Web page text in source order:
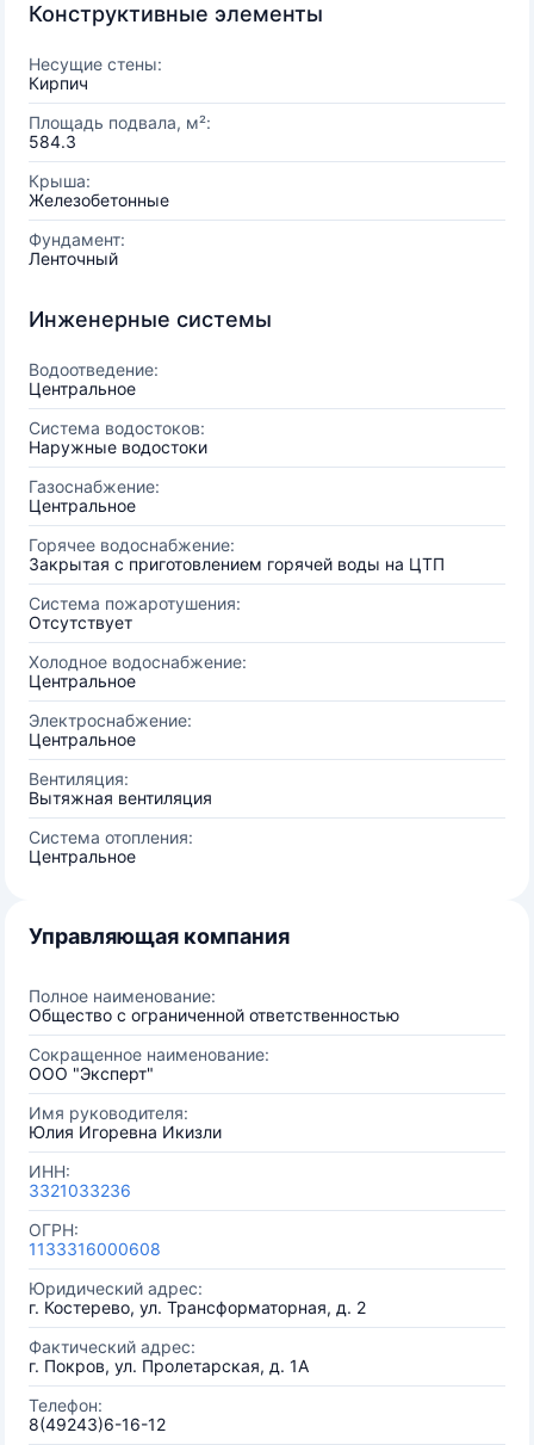
Конструктивные элементы
Несущие стены:
Кирпич
Площадь подвала, м²:
584.3
Крыша:
Железобетонные
Фундамент:
Ленточный
Инженерные системы
Водоотведение:
Центральное
Система водостоков:
Наружные водостоки
Газоснабжение:
Центральное
Горячее водоснабжение:
Закрытая с приготовлением горячей воды на ЦТП
Система пожаротушения:
Отсутствует
Холодное водоснабжение:
Центральное
Электроснабжение:
Центральное
Вентиляция:
Вытяжная вентиляция
Система отопления:
Центральное
Управляющая компания
Полное наименование:
Общество с ограниченной ответственностью
Сокращенное наименование:
ООО "Эксперт"
Имя руководителя:
Юлия Игоревна Икизли
ИНН:
3321033236
ОГРН:
1133316000608
Юридический адрес:
г. Костерево, ул. Трансформаторная, д. 2
Фактический адрес:
г. Покров, ул. Пролетарская, д. 1А
Телефон:
8(49243)6-16-12